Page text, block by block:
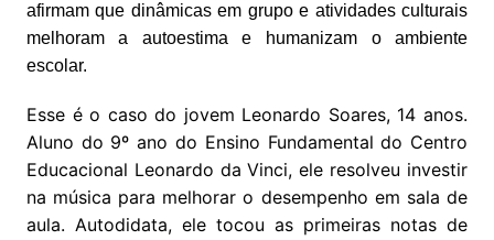
afirmam que dinâmicas em grupo e atividades culturais
melhoram a autoestima e humanizam o ambiente
escolar.
Esse é o caso do jovem Leonardo Soares, 14 anos.
Aluno do 9º ano do Ensino Fundamental do Centro
Educacional Leonardo da Vinci, ele resolveu investir
na música para melhorar o desempenho em sala de
aula. Autodidata, ele tocou as primeiras notas de